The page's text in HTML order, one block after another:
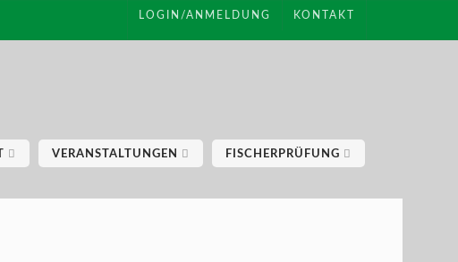
LOGIN/ANMELDUNG KONTAKT
VERANSTALTUNGEN FISCHERPRÜFUNG